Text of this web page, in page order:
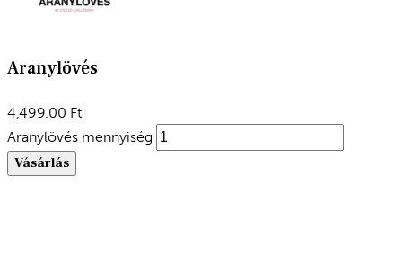
Aranylövés
4,499.00 Ft
Aranylövés mennyiség
Vásárlás